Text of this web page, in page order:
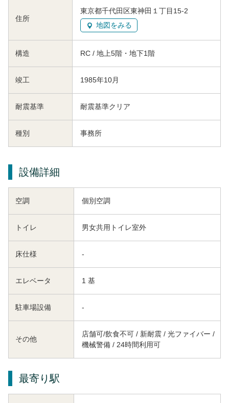
住所
東京都千代田区東神田１丁目15-2
地図をみる
構造 RC / 地上5階・地下1階
竣工 1985年10月
耐震基準 耐震基準クリア
種別 事務所
設備詳細
空調 個別空調
トイレ 男女共用トイレ室外
床仕様 -
エレベータ 1 基
駐車場設備 -
その他
店舗可/飲食不可 / 新耐震 / 光ファイバー /
機械警備 / 24時間利用可
最寄り駅